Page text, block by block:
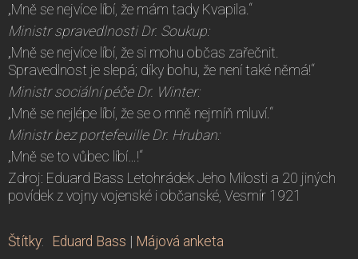
„Mně se nejvíce líbí, že mám tady Kvapila.“
Ministr spravedlnosti Dr. Soukup:
„Mně se nejvíce líbí, že si mohu občas zařečnit.
Spravedlnost je slepá; díky bohu, že není také němá!“
Ministr sociální péče Dr. Winter:
„Mně se nejlépe líbí, že se o mně nejmíň mluví.“
Ministr bez portefeuille Dr. Hruban:
„Mně se to vůbec líbí…!“
Zdroj: Eduard Bass Letohrádek Jeho Milosti a 20 jiných
povídek z vojny vojenské i občanské, Vesmír 1921
Štítky: Eduard Bass | Májová anketa